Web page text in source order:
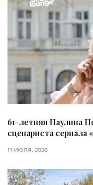
61-летняя Паулина
сценариста сериала
11 ИЮЛЯ, 2026